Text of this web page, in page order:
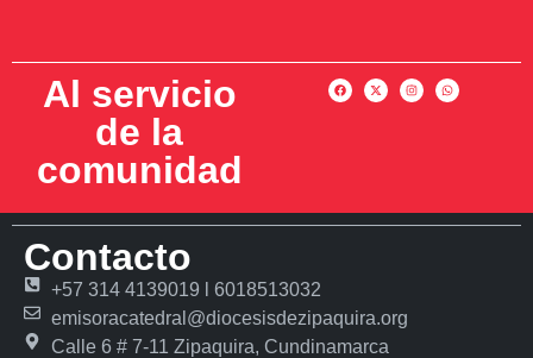
Al servicio
de la
comunidad
Contacto
+57 314 4139019 l 6018513032
emisoracatedral@diocesisdezipaquira.org
Calle 6 # 7-11 Zipaquira, Cundinamarca